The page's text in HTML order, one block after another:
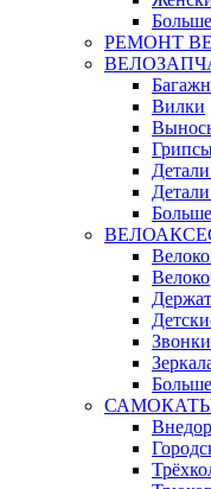
Больше
РЕМОНТ
Вилки
Больше
Больше